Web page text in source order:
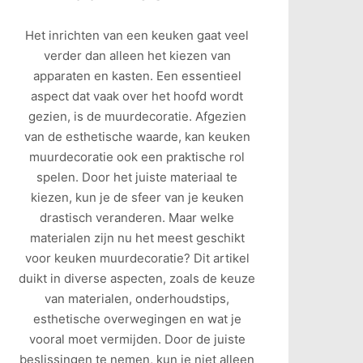
Het inrichten van een keuken gaat veel
verder dan alleen het kiezen van
apparaten en kasten. Een essentieel
aspect dat vaak over het hoofd wordt
gezien, is de muurdecoratie. Afgezien
van de esthetische waarde, kan keuken
muurdecoratie ook een praktische rol
spelen. Door het juiste materiaal te
kiezen, kun je de sfeer van je keuken
drastisch veranderen. Maar welke
materialen zijn nu het meest geschikt
voor keuken muurdecoratie? Dit artikel
duikt in diverse aspecten, zoals de keuze
van materialen, onderhoudstips,
esthetische overwegingen en wat je
vooral moet vermijden. Door de juiste
beslissingen te nemen, kun je niet alleen